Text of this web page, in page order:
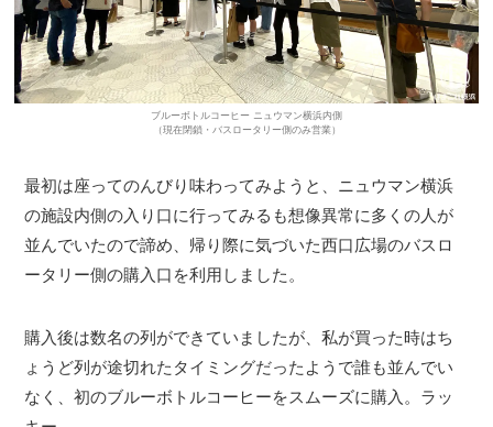
ブルーボトルコーヒー ニュウマン横浜内側
（現在閉鎖・バスロータリー側のみ営業）
最初は座ってのんびり味わってみようと、ニュウマン横浜
の施設内側の入り口に行ってみるも想像異常に多くの人が
並んでいたので諦め、帰り際に気づいた西口広場のバスロ
ータリー側の購入口を利用しました。
購入後は数名の列ができていましたが、私が買った時はち
ょうど列が途切れたタイミングだったようで誰も並んでい
なく、初のブルーボトルコーヒーをスムーズに購入。ラッ